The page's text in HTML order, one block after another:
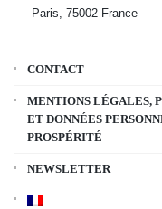
Paris, 75002 France
CONTACT
MENTIONS LÉGALES,
ET DONNÉES
PROSPÉRITÉ
NEWSLETTER